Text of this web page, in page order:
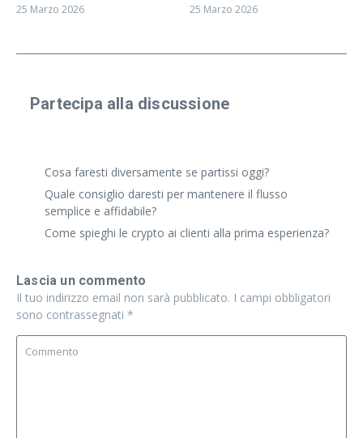
25 Marzo 2026 25 Marzo 2026
Partecipa alla discussione
Cosa faresti diversamente se partissi oggi?
Quale consiglio daresti per mantenere il flusso
semplice e affidabile?
Come spieghi le crypto ai clienti alla prima esperienza?
Lascia un commento
Il tuo indirizzo email non sarà pubblicato. I campi obbligatori
sono contrassegnati *